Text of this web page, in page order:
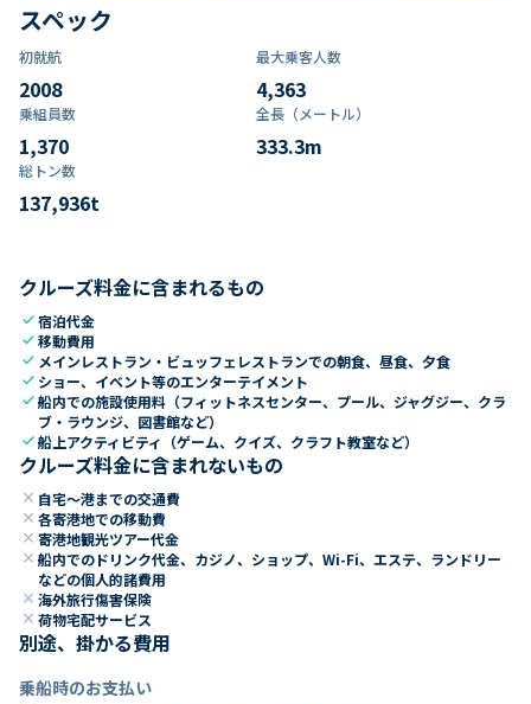
スペック
初就航
2008
最大乗客人数
4,363
乗組員数​
1,370
全長（メートル）
333.3m
総トン数​
137,936t
クルーズ料金に含まれるもの
check宿泊代金
check移動費用
check メインレストラン・ビュッフェレストランでの朝食、昼食、夕食
check ショー、イベント等のエンターテイメント
check船内での施設使用料（フィットネスセンター、プール、ジャグジー、クラ
ブ・ラウンジ、図書館など）
check船上アクティビティ（ゲーム、クイズ、クラフト教室など）
クルーズ料金に含まれないもの
close 自宅～港までの交通費
close 各寄港地での移動費
close 寄港地観光ツアー代金
close 船内でのドリンク代金、カジノ、ショップ、Wi-Fi、エステ、ランドリー
などの個人的諸費用
close 海外旅行傷害保険
close 荷物宅配サービス
別途、掛かる費用
乗船時のお支払い